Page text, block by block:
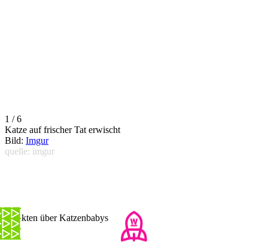
1 / 6
Katze auf frischer Tat erwischt
Bild: Imgur
quelle: imgur
7 Fakten über Katzenbabys